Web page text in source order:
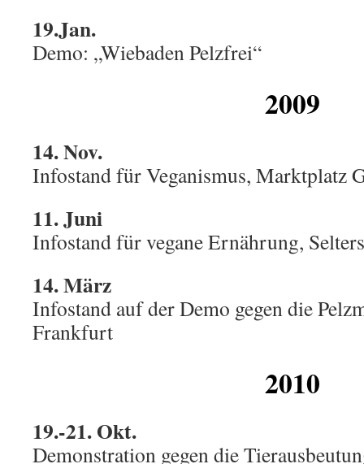
19.Jan.
Demo: „Wiebaden Pelzfrei“
2009
14. Nov.
Infostand für Veganismus, Marktplatz
11. Juni
Infostand für vegane Ernährung,
14. März
Infostand auf der Demo gegen die
Frankfurt
2010
19.-21. Okt.
Demonstration gegen die